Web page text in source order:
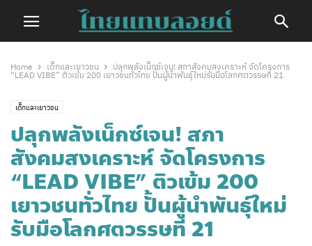
Home เด็กและเยาวชน
ปลุกพลังเน็กซ์เจน! สภาสังคมสงเคราะห์ จัดโครงการ
“LEAD VIBE” ติวเข้ม 200 เยาวชนทั่วไทย ปั้นผู้นำพันธุ์ใหม่รับมือโลกศตวรรษที่ 21
เด็กและเยาวชน
ปลุกพลังเน็กซ์เจน! สภา
สังคมสงเคราะห์ จัดโครงการ
“LEAD VIBE” ติวเข้ม 200
เยาวชนทั่วไทย ปั้นผู้นำพันธุ์ใหม่
รับมือโลกศตวรรษที่ 21